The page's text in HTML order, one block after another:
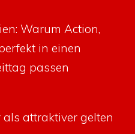
Warum Action,
in einen
passen
attraktiver gelten